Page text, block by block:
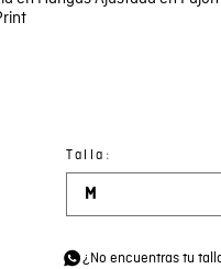
Talla :
M
¿No encuentras tu